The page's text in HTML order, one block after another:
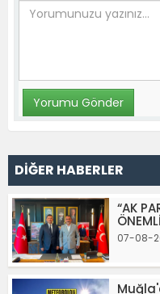
DİĞER HABERLER
“AK
07-08-